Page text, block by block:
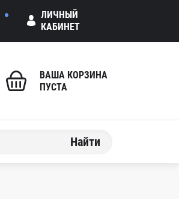
ЛИЧНЫЙ
КАБИНЕТ
ВАША КОРЗИНА
ПУСТА
Найти